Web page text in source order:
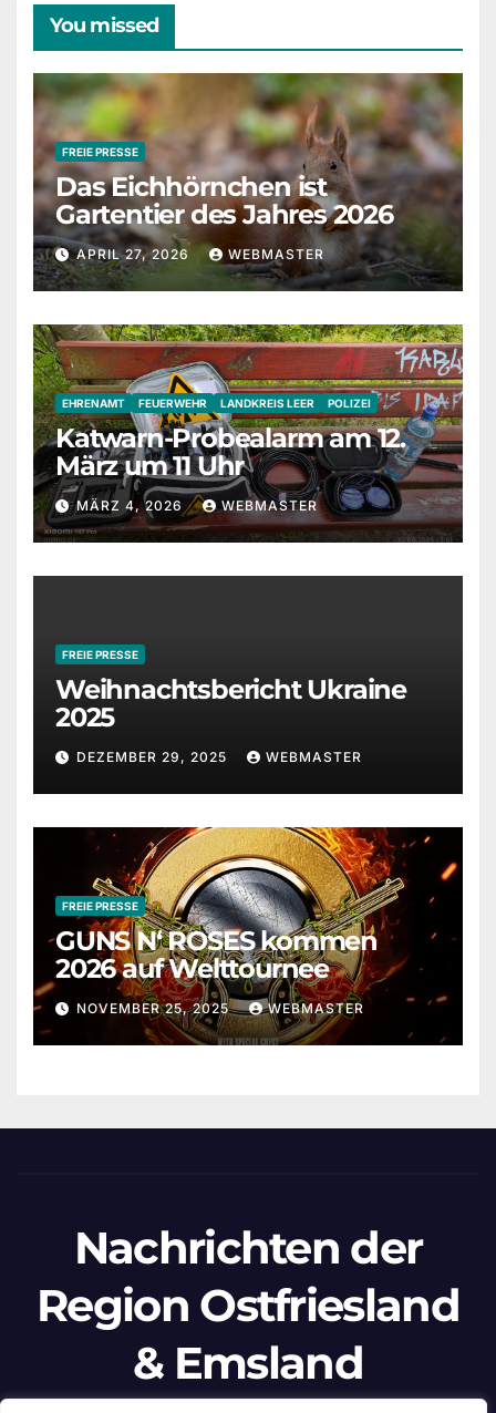
You missed
FREIE PRESSE
Das Eichhörnchen ist
Gartentier des Jahres 2026
APRIL 27, 2026 WEBMASTER
EHRENAMT FEUERWEHR LANDKREIS LEER POLIZEI
Katwarn-Probealarm am 12.
März um 11 Uhr
MÄRZ 4, 2026 WEBMASTER
FREIE PRESSE
Weihnachtsbericht Ukraine
2025
DEZEMBER 29, 2025 WEBMASTER
FREIE PRESSE
GUNS N‘ ROSES kommen
2026 auf Welttournee
NOVEMBER 25, 2025 WEBMASTER
Nachrichten der
Region Ostfriesland
& Emsland